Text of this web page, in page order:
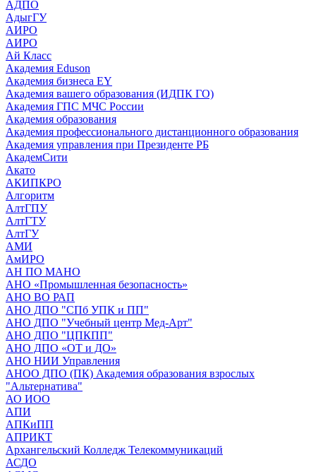
АДПО
АдыгГУ
АИРО
АИРО
Ай Класс
Академия Eduson
Академия бизнеса EY
Академия вашего образования (ИДПК ГО)
Академия ГПС МЧС России
Академия образования
Академия профессионального дистанционного образования
Академия управления при Президенте РБ
АкадемСити
Акато
АКИПКРО
Алгоритм
АлтГПУ
АлтГТУ
АлтГУ
АМИ
АмИРО
АН ПО МАНО
АНО «Промышленная безопасность»
АНО ВО РАП
АНО ДПО "СПб УПК и ПП"
АНО ДПО "Учебный центр Мед-Арт"
АНО ДПО "ЦПКПП"
АНО ДПО «ОТ и ДО»
АНО НИИ Управления
АНОО ДПО (ПК) Академия образования взрослых
"Альтернатива"
АО ИОО
АПИ
АПКиПП
АПРИКТ
Архангельский Колледж Телекоммуникаций
АСДО